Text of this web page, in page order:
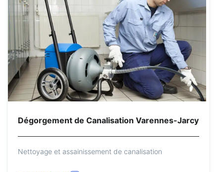
Dégorgement de Canalisation Varennes-Jarcy
Nettoyage et assainissement de canalisation